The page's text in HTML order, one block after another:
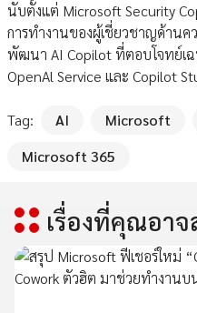
นับตั้งแต่ Microsoft Security
การทำงานของผู้เชี่ยวชาญด้านค
พัฒนา AI Copilot ที่ตอบโจทย์เ
OpenAl Service และ Copilot
Tag: AI Microsoft
Microsoft 365
เรื่องที่คุณอาจ